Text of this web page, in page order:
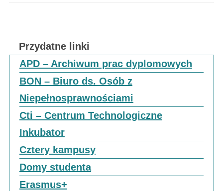
Przydatne linki
APD – Archiwum prac dyplomowych
BON – Biuro ds. Osób z
Niepełnosprawnościami
Cti – Centrum Technologiczne
Inkubator
Cztery kampusy
Domy studenta
Erasmus+